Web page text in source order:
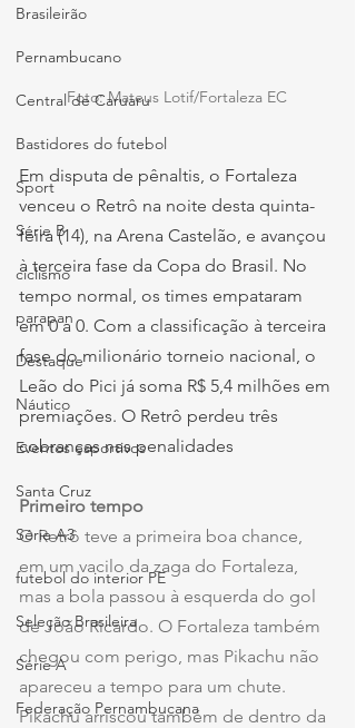
Brasileirão
Pernambucano
Central de Caruaru
Bastidores do futebol
Sport
Série B
ciclismo
parapan
Destaque
Náutico
Eventos esportivos
Santa Cruz
Série A3
futebol do interior PE
Seleção Brasileira
Série A
Federação Pernambucana
Foto: Mateus Lotif/Fortaleza EC
Em disputa de pênaltis, o Fortaleza
venceu o Retrô na noite desta quinta-
feira (14), na Arena Castelão, e avançou
à terceira fase da Copa do Brasil. No
tempo normal, os times empataram
em 0 a 0. Com a classificação à terceira
fase do milionário torneio nacional, o
Leão do Pici já soma R$ 5,4 milhões em
premiações. O Retrô perdeu três
cobranças nas penalidades
Primeiro tempo
O Retrô teve a primeira boa chance,
em um vacilo da zaga do Fortaleza,
mas a bola passou à esquerda do gol
de João Ricardo. O Fortaleza também
chegou com perigo, mas Pikachu não
apareceu a tempo para um chute.
Pikachu arriscou também de dentro da